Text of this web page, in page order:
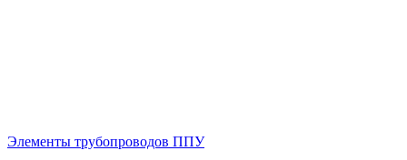
Элементы трубопроводов ППУ